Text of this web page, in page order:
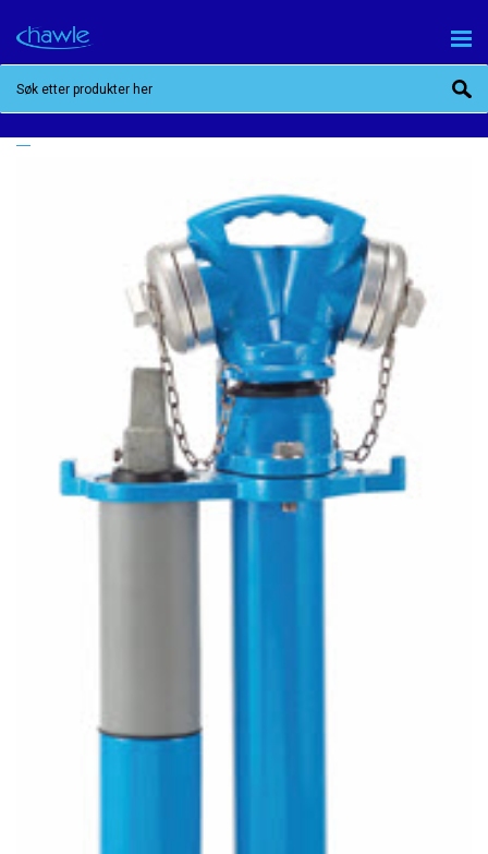
BRANNHYDRANT FRISTRØM, TELESKOPISK MED
BAIO, SPISSENDE